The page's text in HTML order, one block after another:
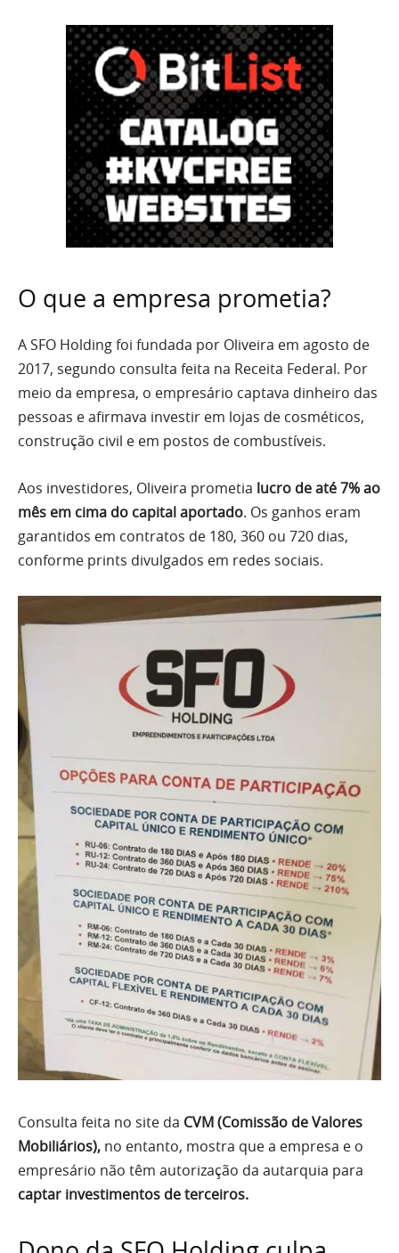
O que a empresa prometia?
A SFO Holding foi fundada por Oliveira em agosto de
2017, segundo consulta feita na Receita Federal. Por
meio da empresa, o empresário captava dinheiro das
pessoas e afirmava investir em lojas de cosméticos,
construção civil e em postos de combustíveis.
Aos investidores, Oliveira prometia lucro de até 7% ao
mês em cima do capital aportado. Os ganhos eram
garantidos em contratos de 180, 360 ou 720 dias,
conforme prints divulgados em redes sociais.
Consulta feita no site da CVM (Comissão de Valores
Mobiliários), no entanto, mostra que a empresa e o
empresário não têm autorização da autarquia para
captar investimentos de terceiros.